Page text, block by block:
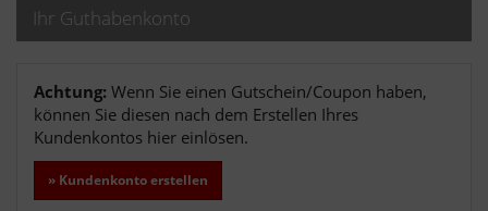
Ihr Guthabenkonto
Achtung: Wenn Sie einen Gutschein/Coupon haben,
können Sie diesen nach dem Erstellen Ihres
Kundenkontos hier einlösen.
» Kundenkonto erstellen